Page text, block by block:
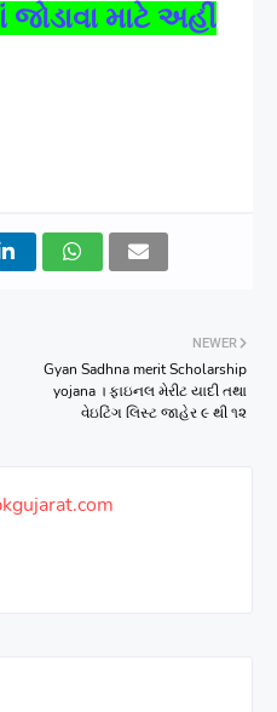
માટે અહીં
NEWER
Gyan Sadhna merit Scholarship
yojana । ફાઇનલ મેરીટ યાદી તથા
વેઇટિંગ લિસ્ટ જાહેર ૯ થી ૧૨